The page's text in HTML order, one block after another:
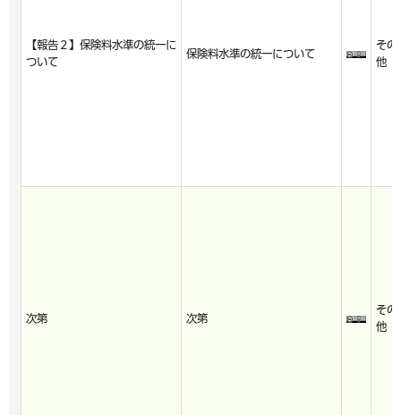
【報告２】保険料水準の統一に
ついて
保険料水準の統一について
その
他
次第 次第
その
他